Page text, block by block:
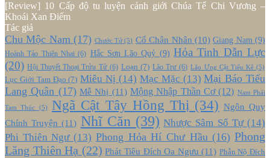
[Review] 10 Cấp độ tu luyện cảnh giới Chúa Tể Chi Vương –
Khoái Xan Điếm
Tác giả
Chu Mộc Nam(17) Chước Tử(5) Cổ Chân Nhân (10) Giang Nam(9)
Hoành Tảo Thiên Nhai(6) Hắc Sơn Lão Quỷ (9) Hỏa Tinh Dẫn Lực
(20) Hội Thuyết Thoại Trửu Tử(6) Loạn (7) Lão Trư (6) Lão Ưng Cật Tiểu Kê(5)
Lục Giới Tam Đạo (7) Miêu Nị (14) Mạc Mặc (13) Mại Báo Tiểu
Lang Quân (17) Mễ Nhị (11) Mộng Nhập Thần Cơ(12) Nam Phái
Tam Thúc (5) Ngã Cật Tây Hồng Thị (34) Ngôn Quy
Chính Truyện (11) Nhĩ Căn(39) Nhược Sâm Số Tự(14)
Phi Thiên Ngư(13) Phong Hỏa Hí Chư Hầu(16) Phong
Lăng Thiên Hạ (22) Phát Tiêu Đích Oa Ngưu (11) Phẫn Nộ Đích